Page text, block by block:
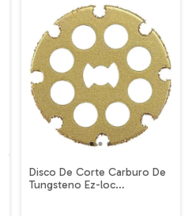
Disco De Corte Carburo De
Tungsteno Ez-loc